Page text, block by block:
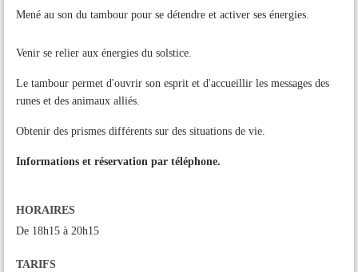
Mené au son du tambour pour se détendre et activer ses énergies.
Venir se relier aux énergies du solstice.
Le tambour permet d'ouvrir son esprit et d'accueillir les messages des
runes et des animaux alliés.
Obtenir des prismes différents sur des situations de vie.
Informations et réservation par téléphone.
HORAIRES
De 18h15 à 20h15
TARIFS